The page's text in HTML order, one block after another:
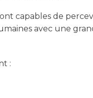
capables de
avec une
: